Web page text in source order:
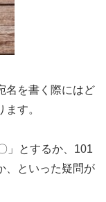
名を書く際にはど
す。
」とするか、101
、といった疑問が